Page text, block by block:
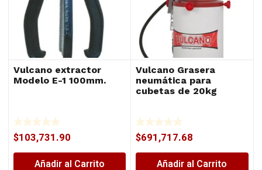
Vulcano extractor
Modelo E-1 100mm.
$103,731.90
Añadir al Carrito
Vulcano Grasera
neumática para
cubetas de 20kg
$691,717.68
Añadir al Carrito